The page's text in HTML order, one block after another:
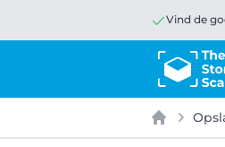
Vind de
Home